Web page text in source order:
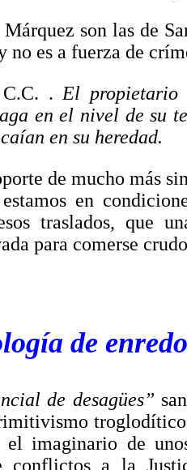
son las de
no es a fuerza de
. El propietario
en el nivel de su
en su heredad.
de mucho más
en
traslados, que
para comerse
de
de desagües”
el imaginario de
conflictos a la